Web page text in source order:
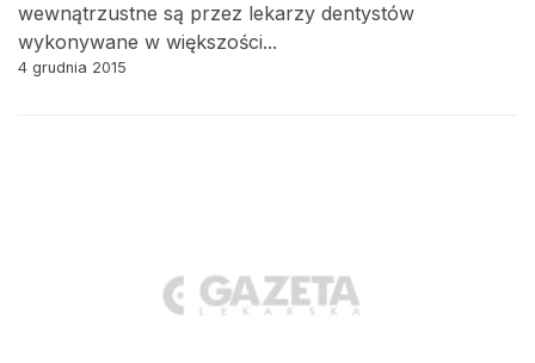
wewnątrzustne są przez lekarzy dentystów
wykonywane w większości...
4 grudnia 2015